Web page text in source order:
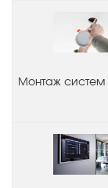
Монтаж систем